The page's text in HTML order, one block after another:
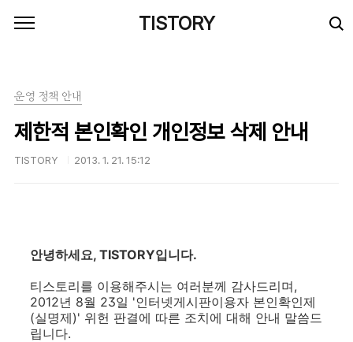
TISTORY
운영 정책 안내
제한적 본인확인 개인정보 삭제 안내
TISTORY 2013. 1. 21. 15:12
안녕하세요, TISTORY입니다.
티스토리를 이용해주시는 여러분께 감사드리며,
2012년 8월 23일 '인터넷게시판이용자 본인확인제
(실명제)' 위헌 판결에 따른 조치에 대해 안내 말씀드
립니다.